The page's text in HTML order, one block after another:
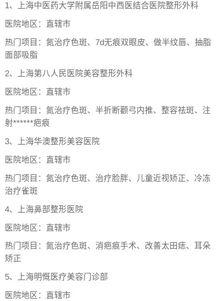
1、上海中医药大学附属岳阳中西医结合医院整形外科
医院地区：直辖市
热门项目：氮治疗色斑、7d无痕双眼皮、做半纹唇、抽脂
面部吸脂
2、上海第八人民医院美容整形外科
医院地区：直辖市
热门项目：氮治疗色斑、半折断颧弓内推、整容祛斑、注
射******疤痕
3、上海华澳整形美容医院
医院地区：直辖市
热门项目：氮治疗色斑、治疗脸胖、儿童近视矫正、冷冻
治疗雀斑
4、上海鼻部整形医院
医院地区：直辖市
热门项目：氮治疗色斑、消疤痕手术、改善太田痣、耳朵
矫正
5、上海明慨医疗美容门诊部
医院地区：直辖市